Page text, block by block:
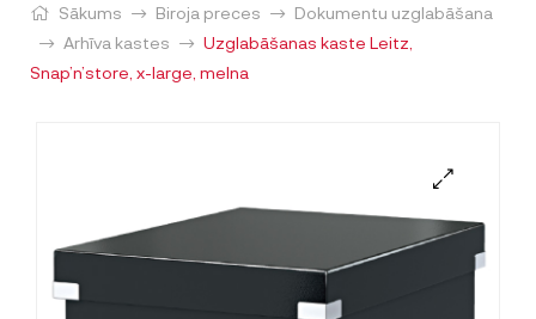
Sākums Biroja preces
Dokumentu uzglabāšana
Arhīva kastes
Uzglabāšanas kaste Leitz,
Snap’n’store, x-large, melna